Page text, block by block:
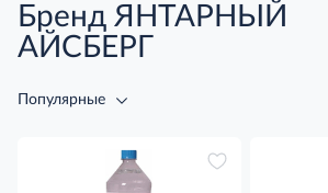
Бренд ЯНТАРНЫЙ
АЙСБЕРГ
Популярные